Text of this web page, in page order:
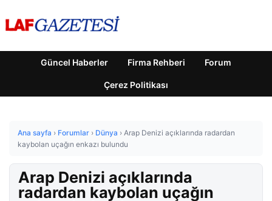
Güncel Haberler Firma Rehberi Forum
Çerez Politikası
Ana sayfa › Forumlar › Dünya › Arap Denizi açıklarında radardan
kaybolan uçağın enkazı bulundu
Arap Denizi açıklarında
radardan kaybolan uçağın